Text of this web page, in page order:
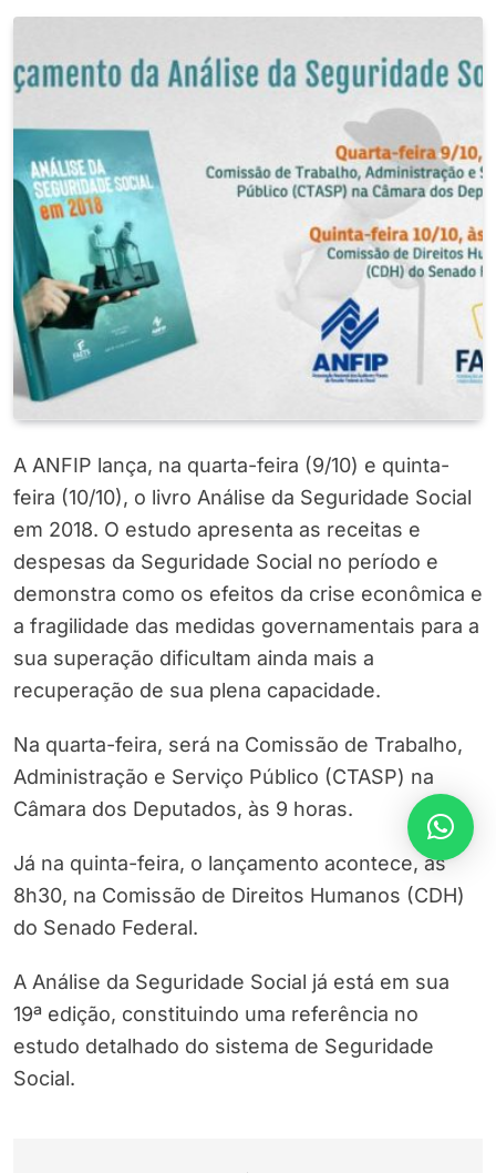
A ANFIP lança, na quarta-feira (9/10) e quinta-
feira (10/10), o livro Análise da Seguridade Social
em 2018. O estudo apresenta as receitas e
despesas da Seguridade Social no período e
demonstra como os efeitos da crise econômica e
a fragilidade das medidas governamentais para a
sua superação dificultam ainda mais a
recuperação de sua plena capacidade.
Na quarta-feira, será na Comissão de Trabalho,
Administração e Serviço Público (CTASP) na
Câmara dos Deputados, às 9 horas.
Já na quinta-feira, o lançamento acontece, às
8h30, na Comissão de Direitos Humanos (CDH)
do Senado Federal.
A Análise da Seguridade Social já está em sua
19ª edição, constituindo uma referência no
estudo detalhado do sistema de Seguridade
Social.